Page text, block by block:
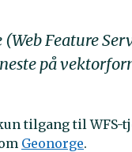
Feature
på
tilgang til WFS-
Geonorge.